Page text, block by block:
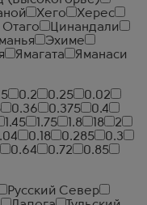
Хего
Херес
Цинандали
Эхиме
Ямагата
Яманаси
0.2 0.25
0.02
0.36 0.375
0.4
1.45 1.75 1.8 18
2
0.18 0.285
0.3
0.64 0.72
0.85
Русский Север